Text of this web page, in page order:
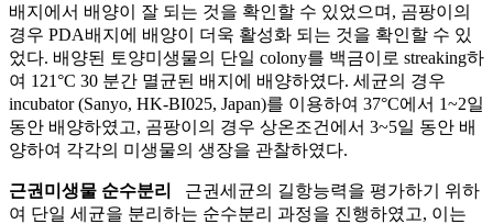
배지에서 배양이 잘 되는 것을 확인할 수 있었으며, 곰팡이의
경우 PDA배지에 배양이 더욱 활성화 되는 것을 확인할 수 있
었다. 배양된 토양미생물의 단일 colony를 백금이로 streaking하
여 121°C 30 분간 멸균된 배지에 배양하였다. 세균의 경우
incubator (Sanyo, HK-BI025, Japan)를 이용하여 37°C에서 1~2일
동안 배양하였고, 곰팡이의 경우 상온조건에서 3~5일 동안 배
양하여 각각의 미생물의 생장을 관찰하였다.
근권미생물 순수분리 근권세균의 길항능력을 평가하기 위하
여 단일 세균을 분리하는 순수분리 과정을 진행하였고, 이는